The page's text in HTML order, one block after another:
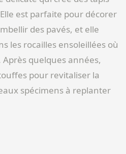
est parfaite pour décorer
des pavés, et elle
les rocailles ensoleillées où
quelques années,
pour revitaliser la
spécimens à replanter